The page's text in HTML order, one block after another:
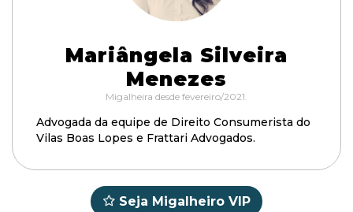
Mariângela Silveira
Menezes
Migalheira desde fevereiro/2021.
Advogada da equipe de Direito Consumerista do
Vilas Boas Lopes e Frattari Advogados.
Seja Migalheiro VIP